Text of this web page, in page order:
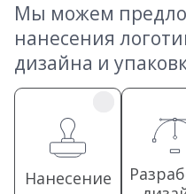
Мы можем
нанесения
дизайна и
Нанесение